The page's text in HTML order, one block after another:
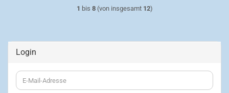
1 bis 8(von insgesamt 12)
Login
E-
Mail-